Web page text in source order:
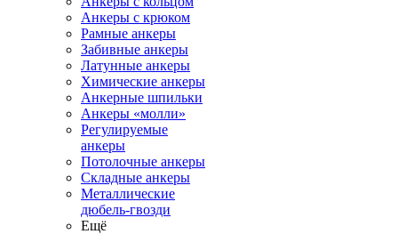
Анкеры с крюком
Рамные анкеры
Забивные анкеры
Латунные анкеры
Химические анкеры
Анкерные шпильки
Анкеры «молли»
Регулируемые
анкеры
Потолочные анкеры
Складные анкеры
Металлические
дюбель-гвозди
Ещё